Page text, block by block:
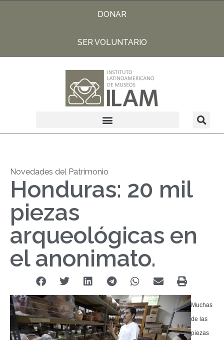
DONAR
SER VOLUNTARIO
Novedades del Patrimonio
Honduras: 20 mil
piezas
arqueológicas en
el anonimato.
Muchas
de las
piezas